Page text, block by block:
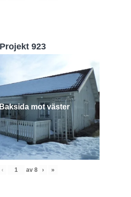
Projekt 923
mot väster
‹ av 8 › »